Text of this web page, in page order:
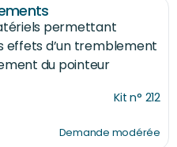
permettant
effets d’un tremblement
du pointeur
Kit n° 212
Demande modérée